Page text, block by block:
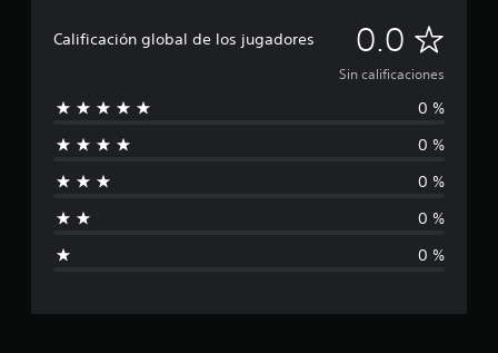
Calificación global de los jugadores 0.0 S
i
n
c
f
Sin calificaciones
0 %
0 %
0 %
0 %
0 %